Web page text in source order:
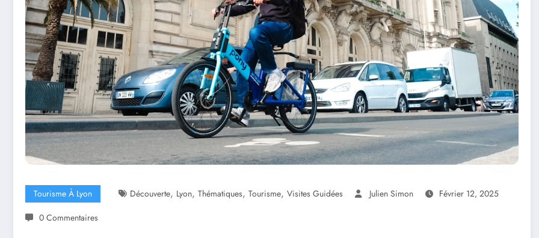
Tourisme À Lyon Découverte, Lyon, Thématiques, Tourisme, Visites Guidées Julien Simon
Février 12, 2025
0 Commentaires